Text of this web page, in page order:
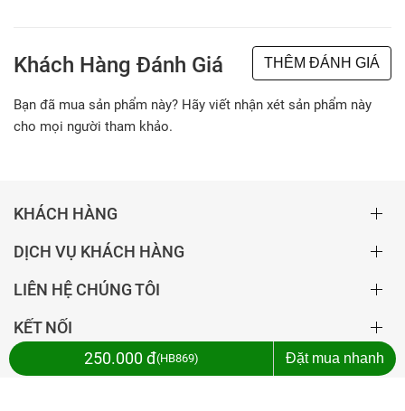
250.000 đ HB869 Đặt mua nhanh
Khách Hàng Đánh Giá THÊM ĐÁNH GIÁ
Bạn đã mua sản phẩm này? Hãy viết nhận xét sản phẩm này
cho mọi người tham khảo.
KHÁCH HÀNG
DỊCH VỤ KHÁCH HÀNG
LIÊN HỆ CHÚNG TÔI
KẾT NỐI